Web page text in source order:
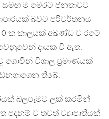
සමඟ ම මෙරට ජනතාවට
බවට පරිවර්තනය
ක කාලයක් අඛණ්ඩ ව රටේ
දායක වී ඇත.
විශාල ප‍්‍රමාණයක්
තිබේ.
බලපෑමට ලක් කරමින්
පදනම් ව තවත් ව්‍යාපෘතියක්